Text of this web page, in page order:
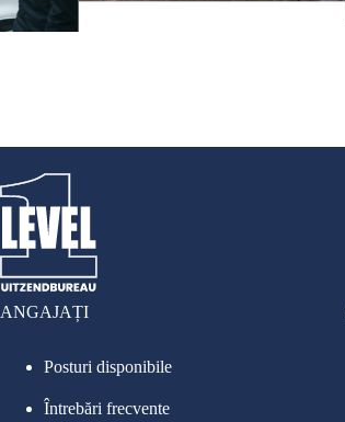
ANGAJAȚI
Posturi disponibile
Întrebări frecvente